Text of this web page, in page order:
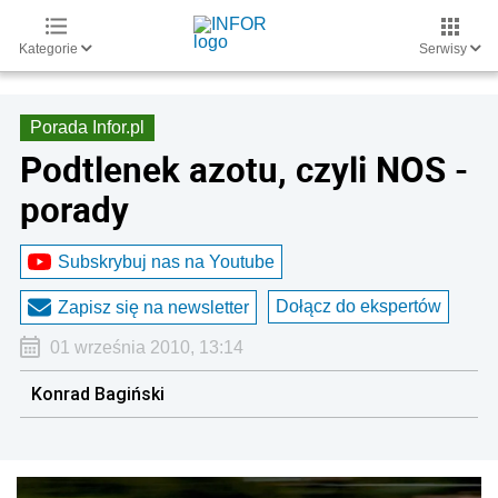
Kategorie Serwisy
Porada Infor.pl
Podtlenek azotu, czyli NOS -
porady
Subskrybuj nas na Youtube
Zapisz się na newsletter Dołącz do ekspertów
01 września 2010, 13:14
Konrad Bagiński